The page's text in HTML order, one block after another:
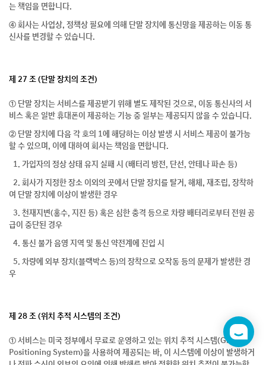
는 책임을 면합니다.
④ 회사는 사업상, 정책상 필요에 의해 단말 장치에 통신망을 제공하는 이동 통
신사를 변경할 수 있습니다.
제 27 조 (단말 장치의 조건)
① 단말 장치는 서비스를 제공받기 위해 별도 제작된 것으로, 이동 통신사의 서
비스 혹은 일반 휴대폰이 제공하는 기능 중 일부는 제공되지 않을 수 있습니다.
② 단말 장치에 다음 각 호의 1에 해당하는 이상 발생 시 서비스 제공이 불가능
할 수 있으며, 이에 대하여 회사는 책임을 면합니다.
1. 가입자의 정상 상태 유지 실패 시 (배터리 방전, 단선, 안테나 파손 등)
2. 회사가 지정한 장소 이외의 곳에서 단말 장치를 탈거, 해체, 재조립, 장착하
여 단말 장치에 이상이 발생한 경우
3. 천재지변(홍수, 지진 등) 혹은 심한 충격 등으로 차량 배터리로부터 전원 공
급이 중단된 경우
4. 통신 불가 음영 지역 및 통신 약전계에 진입 시
5. 차량에 외부 장치(블랙박스 등)의 장착으로 오작동 등의 문제가 발생한 경
우
제 28 조 (위치 추적 시스템의 조건)
① 서비스는 미국 정부에서 무료로 운영하고 있는 위치 추적 시스템(Global
Positioning System)을 사용하여 제공되는 바, 이 시스템에 이상이 발생하거
챗
봇